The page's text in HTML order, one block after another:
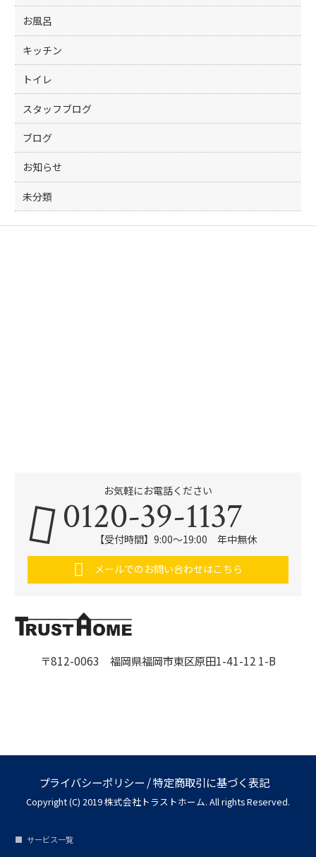
お風呂
キッチン
トイレ
スタッフブログ
ブログ
お知らせ
未分類
〒812-0063 福岡県福岡市東区原田1-41-12 1-B
お気軽にお電話ください
0120-39-1137
【受付時間】9:00～19:00 年中無休
メールでのお問い合わせはこちら
プライバシーポリシー /特定商取引に基づく表記
Copyright (C) 2019 株式会社トラストホーム. All rights Reserved.
サービス一覧